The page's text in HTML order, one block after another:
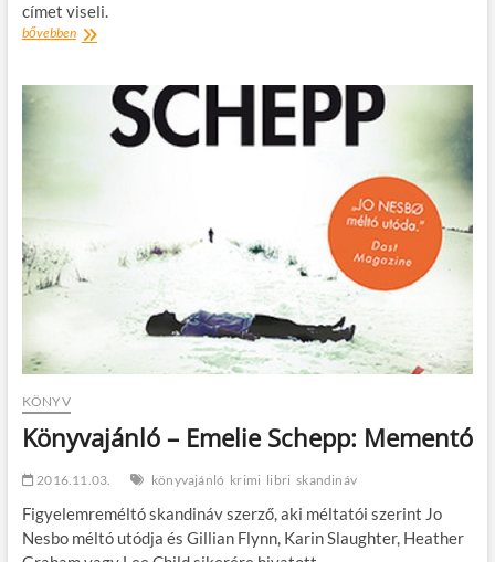
címet viseli.
bővebbenFedezd
minden
érzékszerveddel!
KÖNYV
Könyvajánló – Emelie Schepp: Mementó
2016.11.03. könyvajánló krimi libri skandináv
Figyelemreméltó skandináv szerző, aki méltatói szerint Jo
Nesbo méltó utódja és Gillian Flynn, Karin Slaughter, Heather